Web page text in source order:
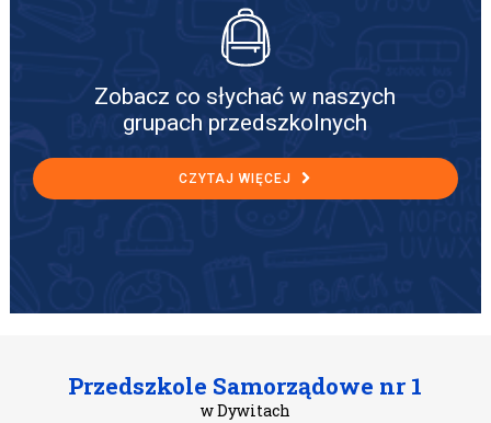
Zobacz co słychać w naszych
grupach przedszkolnych
CZYTAJ WIĘCEJ
Przedszkole Samorządowe nr 1
w Dywitach